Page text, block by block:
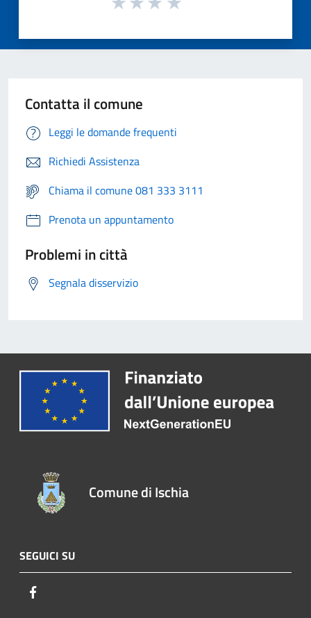
Contatta il comune
Leggi le domande frequenti
Richiedi Assistenza
Chiama il comune 081 333 3111
Prenota un appuntamento
Problemi in città
Segnala disservizio
Comune di Ischia
SEGUICI SU